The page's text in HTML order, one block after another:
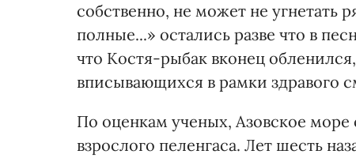
собственно, не может не угнетать
полные...» остались разве что в
что Костя-рыбак вконец
вписывающихся в рамки здравого
По оценкам ученых, Азовское море
взрослого пеленгаса. Лет шесть